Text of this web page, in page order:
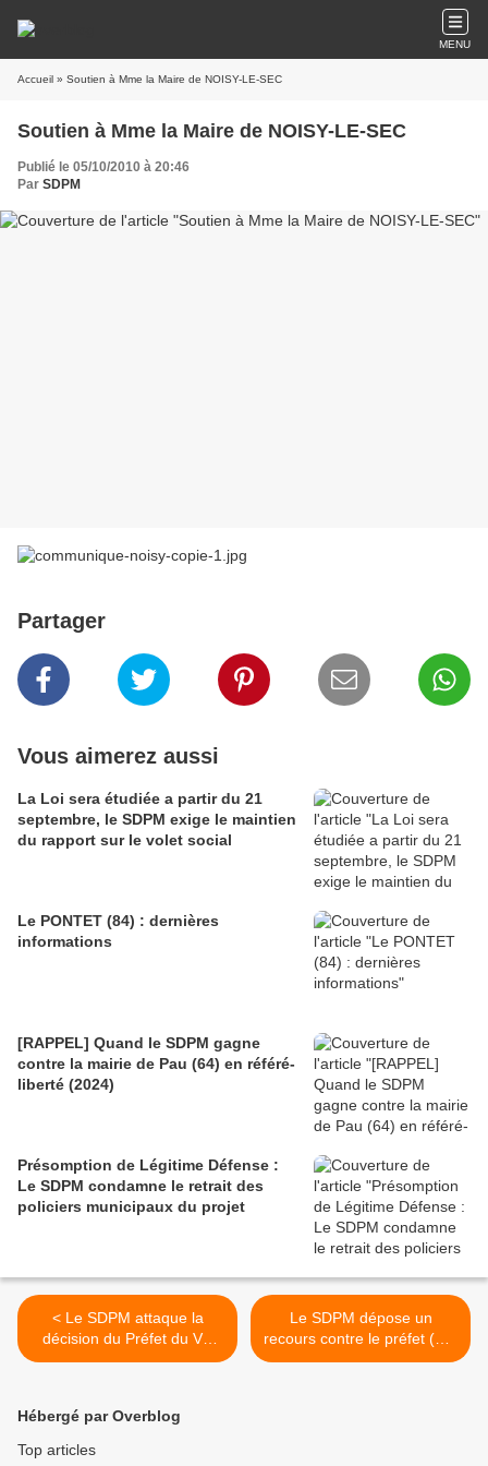
MENU
Accueil » Soutien à Mme la Maire de NOISY-LE-SEC
Soutien à Mme la Maire de NOISY-LE-SEC
Publié le 05/10/2010 à 20:46
Par SDPM
Partager
Vous aimerez aussi
La Loi sera étudiée a partir du 21
septembre, le SDPM exige le maintien
du rapport sur le volet social
Le PONTET (84) : dernières
informations
[RAPPEL] Quand le SDPM gagne
contre la mairie de Pau (64) en référé-
liberté (2024)
Présomption de Légitime Défense :
Le SDPM condamne le retrait des
policiers municipaux du projet
< Le SDPM attaque la
décision du Préfet du Val
d'Oise (95) refusant
Le SDPM dépose un
recours contre le préfet (95)
>
Hébergé par Overblog
Top articles